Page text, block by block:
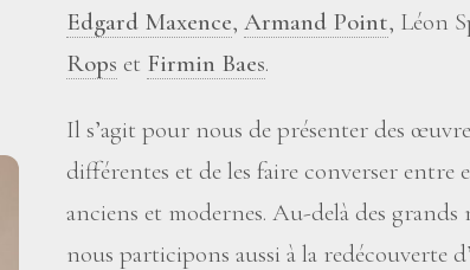
Edgard Maxence, Armand Point, Léon
Rops et Firmin Baes.
Il s’agit pour nous de présenter des
différentes et de les faire converser entre
anciens et modernes. Au-delà des
nous participons aussi à la redécouverte